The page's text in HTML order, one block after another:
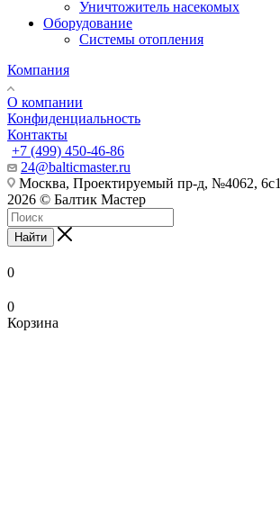
Уничтожитель насекомых
Оборудование
Системы отопления
Компания
О компании
Конфиденциальность
Контакты
+7 (499) 450-46-86
24@balticmaster.ru
Москва, Проектируемый пр-д, №4062, 6с1
2026 © Балтик Мастер
Найти
0
0
Корзина